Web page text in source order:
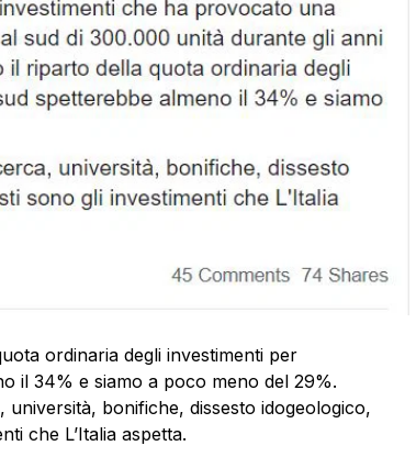
ordinaria degli investimenti per
il 34% e siamo a poco meno del 29%.
bonifiche, dissesto idogeologico,
che L’Italia aspetta.